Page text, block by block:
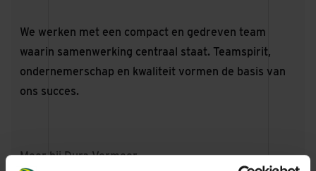
We werken met een compact en gedreven team
waarin samenwerking centraal staat. Teamspirit,
ondernemerschap en kwaliteit vormen de basis van
ons succes.
Meer bij Dura Vermeer